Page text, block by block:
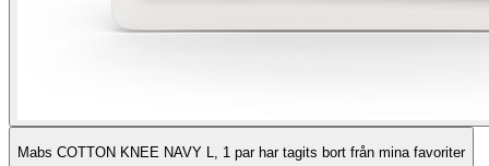
Mabs COTTON KNEE NAVY L, 1 par har tagits bort från mina favoriter